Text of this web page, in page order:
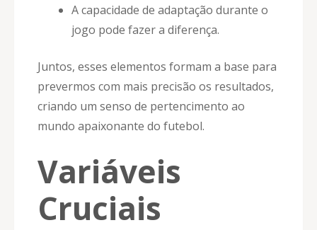
A capacidade de adaptação durante o
jogo pode fazer a diferença.
Juntos, esses elementos formam a base para
prevermos com mais precisão os resultados,
criando um senso de pertencimento ao
mundo apaixonante do futebol.
Variáveis
Cruciais